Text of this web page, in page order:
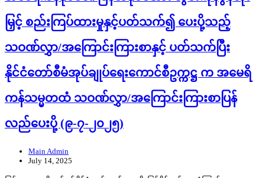
မြှင့် စည်းကြပ်ထားမှုနှင့်ပတ်သက်၍ ပေးပို့သည့်
သဝဏ်လွှာ/အကြောင်းကြားစာနှင့် ပတ်သက်ပြီး
နိုင်ငံတော်စီမံအုပ်ချုပ်ရေးကောင်စီဥက္ကဋ္ဌ က အမေရိ
ကန်သမ္မတထံ သဝဏ်လွှာ/အကြောင်းကြားစာပြန်
လည်ပေးပို့ (၉-၇-၂၀၂၅)
Main Admin
July 14, 2025